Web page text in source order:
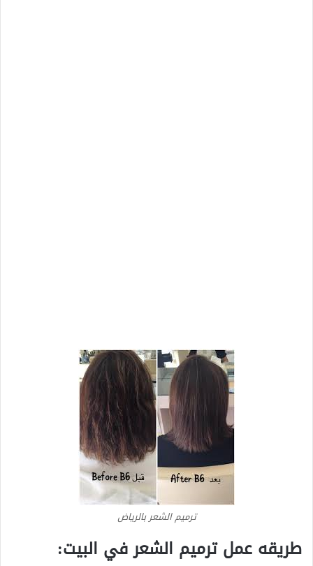
ترميم الشعر بالرياض
طريقه عمل ترميم الشعر في البيت: